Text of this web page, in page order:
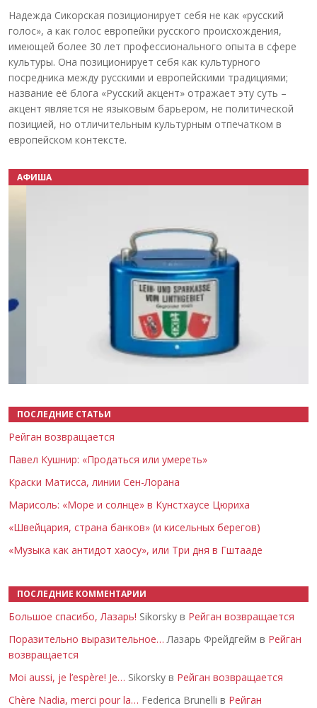
Надежда Сикорская позиционирует себя не как «русский
голос», а как голос европейки русского происхождения,
имеющей более 30 лет профессионального опыта в сфере
культуры. Она позиционирует себя как культурного
посредника между русскими и европейскими традициями;
название её блога «Русский акцент» отражает эту суть –
акцент является не языковым барьером, не политической
позицией, но отличительным культурным отпечатком в
европейском контексте.
АФИША
ПОСЛЕДНИЕ СТАТЬИ
Рейган возвращается
Павел Кушнир: «Продаться или умереть»
Краски Матисса, линии Сен-Лорана
Марисоль: «Море и солнце» в Кунстхаусе Цюриха
«Швейцария, страна банков» (и кисельных берегов)
«Музыка как антидот хаосу», или Три дня в Гштааде
ПОСЛЕДНИЕ КОММЕНТАРИИ
Большое спасибо, Лазарь! Sikorsky в Рейган возвращается
Поразительно выразительное… Лазарь Фрейдгейм в Рейган
возвращается
Moi aussi, je l’espère! Je… Sikorsky в Рейган возвращается
Chère Nadia, merci pour la… Federica Brunelli в Рейган